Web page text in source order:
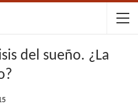
del sueño. ¿La